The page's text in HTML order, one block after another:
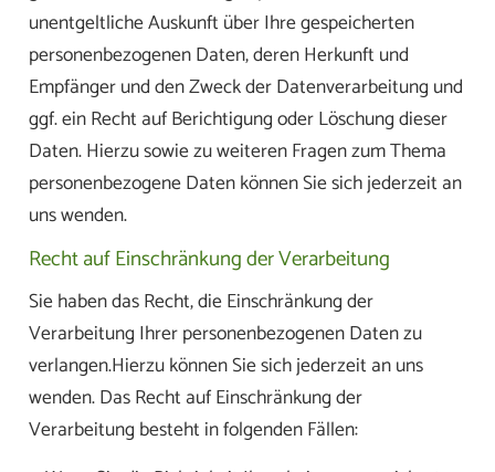
unentgeltliche Auskunft über Ihre gespeicherten
personenbezogenen Daten, deren Herkunft und
Empfänger und den Zweck der Datenverarbeitung und
ggf. ein Recht auf Berichtigung oder Löschung dieser
Daten. Hierzu sowie zu weiteren Fragen zum Thema
personenbezogene Daten können Sie sich jederzeit an
uns wenden.
Recht auf Einschränkung der Verarbeitung
Sie haben das Recht, die Einschränkung der
Verarbeitung Ihrer personenbezogenen Daten zu
verlangen.Hierzu können Sie sich jederzeit an uns
wenden. Das Recht auf Einschränkung der
Verarbeitung besteht in folgenden Fällen: